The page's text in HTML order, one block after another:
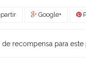
Google+
de recompensa para este